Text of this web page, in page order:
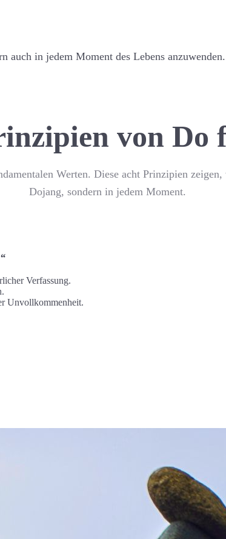
auch in jedem Moment des Lebens anzuwenden.
von Do
Werten. Diese acht Prinzipien
Dojang, sondern in jedem Moment.
Verfassung.
Unvollkommenheit.